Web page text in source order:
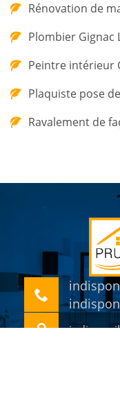
Rénovation de
Plombier Gignac
Peintre intérieur
Plaquiste pose
Ravalement de